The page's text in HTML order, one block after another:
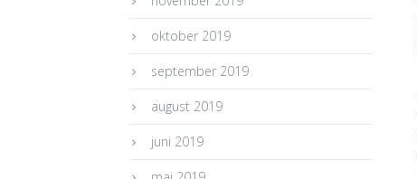
oktober 2019
september 2019
august 2019
juni 2019